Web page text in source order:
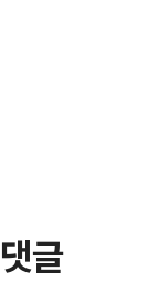
댓글